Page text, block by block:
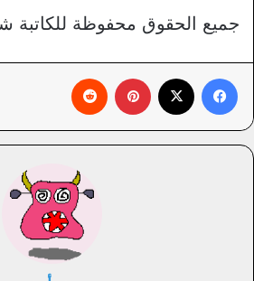
جميع الحقوق محفوظة للكاتبة